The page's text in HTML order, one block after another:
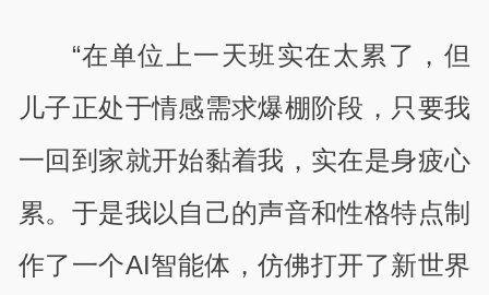
“在单位上一天班实在太累了，但
儿子正处于情感需求爆棚阶段，只要我
一回到家就开始黏着我，实在是身疲心
累。于是我以自己的声音和性格特点制
作了一个AI智能体，仿佛打开了新世界